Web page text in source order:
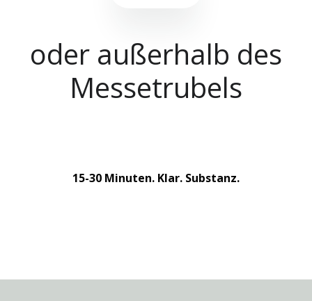
oder außerhalb des
Messetrubels
15-30 Minuten. Klar. Substanz.